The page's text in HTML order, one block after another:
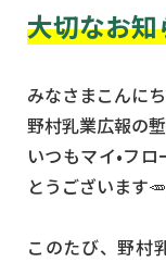
大切なお知
みなさまこんにち
野村乳業広報の
いつもマイ•フ
とうございます
このたび、野村